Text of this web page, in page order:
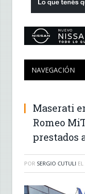
NAVEGACIÓN
Maserati
Romeo
prestados
POR SERGIO CUTULI EL